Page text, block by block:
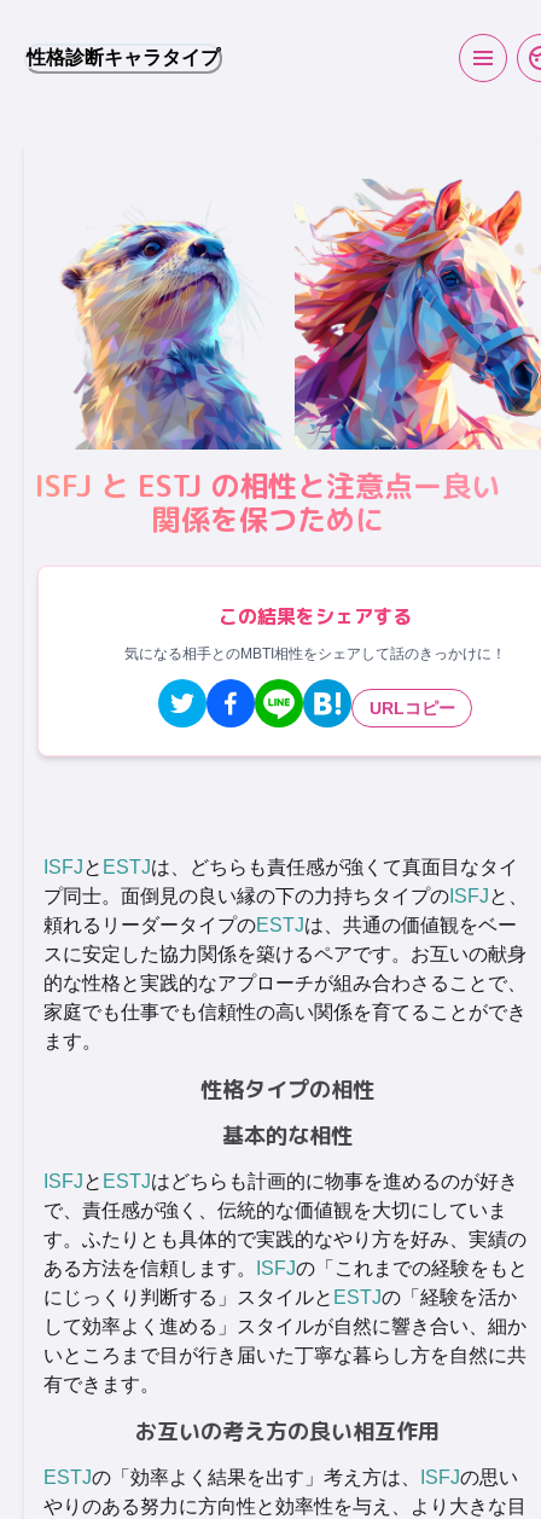
性格診断キャラタイプ
ISFJ と ESTJ の相性と注意点ー良い
関係を保つために
この結果をシェアする
気になる相手とのMBTI相性をシェアして話のきっかけに！
URLコピー
ISFJと ESTJは、どちらも責任感が強くて真面目なタイ
プ同士。面倒見の良い縁の下の力持ちタイプの ISFJと、
頼れるリーダータイプのESTJは、共通の価値観をベー
スに安定した協力関係を築けるペアです。お互いの献身
的な性格と実践的なアプローチが組み合わさることで、
家庭でも仕事でも信頼性の高い関係を育てることができ
ます。
性格タイプの相性
基本的な相性
ISFJと ESTJはどちらも計画的に物事を進めるのが好き
で、責任感が強く、伝統的な価値観を大切にしていま
す。ふたりとも具体的で実践的なやり方を好み、実績の
ある方法を信頼します。
ISFJの「これまでの経験をもと
にじっくり判断する」スタイルと ESTJの「経験を活か
して効率よく進める」スタイルが自然に響き合い、細か
いところまで目が行き届いた丁寧な暮らし方を自然に共
有できます。
お互いの考え方の良い相互作用
ESTJの「効率よく結果を出す」考え方は、 ISFJの思い
やりのある努力に方向性と効率性を与え、より大きな目